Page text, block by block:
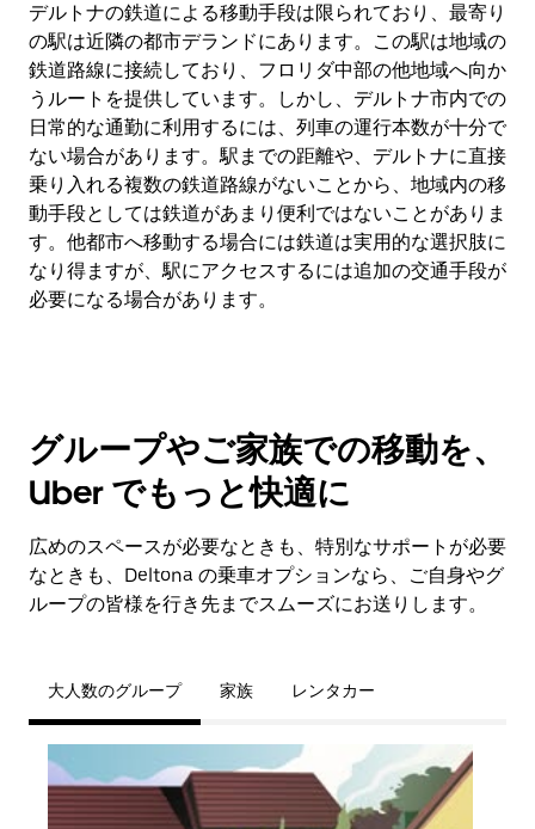
デルトナの鉄道による移動手段は限られており、最寄り
の駅は近隣の都市デランドにあります。この駅は地域の
鉄道路線に接続しており、フロリダ中部の他地域へ向か
うルートを提供しています。しかし、デルトナ市内での
日常的な通勤に利用するには、列車の運行本数が十分で
ない場合があります。駅までの距離や、デルトナに直接
乗り入れる複数の鉄道路線がないことから、地域内の移
動手段としては鉄道があまり便利ではないことがありま
す。他都市へ移動する場合には鉄道は実用的な選択肢に
なり得ますが、駅にアクセスするには追加の交通手段が
必要になる場合があります。
グループやご家族での移動を、
Uber でもっと快適に
広めのスペースが必要なときも、特別なサポートが必要
なときも、Deltona の乗車オプションなら、ご自身やグ
ループの皆様を行き先までスムーズにお送りします。
大人数のグループ 家族 レンタカー